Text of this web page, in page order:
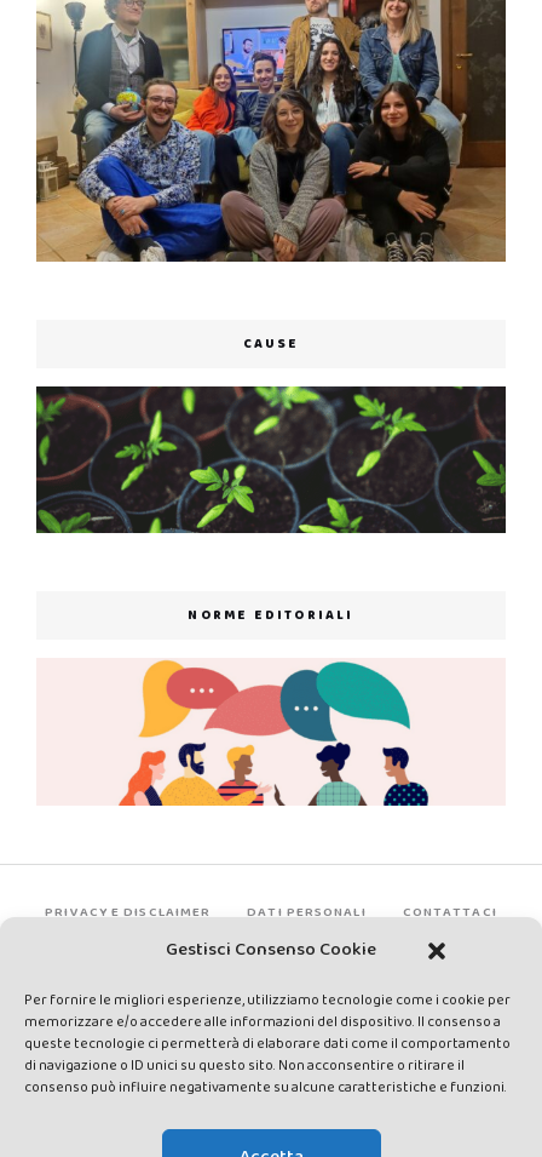
Gestisci Consenso Cookie
Per fornire le migliori esperienze, utilizziamo tecnologie come i cookie per
memorizzare e/o accedere alle informazioni del dispositivo. Il consenso a
queste tecnologie ci permetterà di elaborare dati come il comportamento
di navigazione o ID unici su questo sito. Non acconsentire o ritirare il
consenso può influire negativamente su alcune caratteristiche e funzioni.
CAUSE
NORME EDITORIALI
PRIVACY E DISCLAIMER DATI PERSONALI CONTATTACI
rights reserved - Testata registrata presso il Tribunale di Siena con